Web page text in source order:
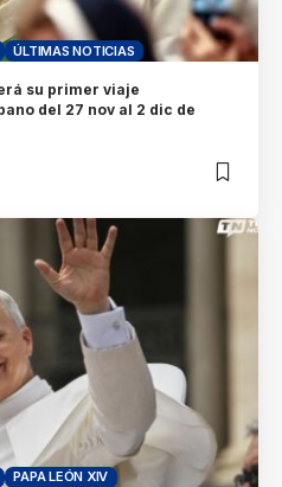
ÚLTIMAS NOTICIAS
su primer viaje
del 27 nov al 2 dic de
PAPA LEÓN XIV